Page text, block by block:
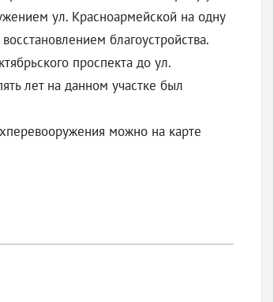
ул. Красноармейской на одну
благоустройства.
проспекта до ул.
лет на данном участке был
можно на карте